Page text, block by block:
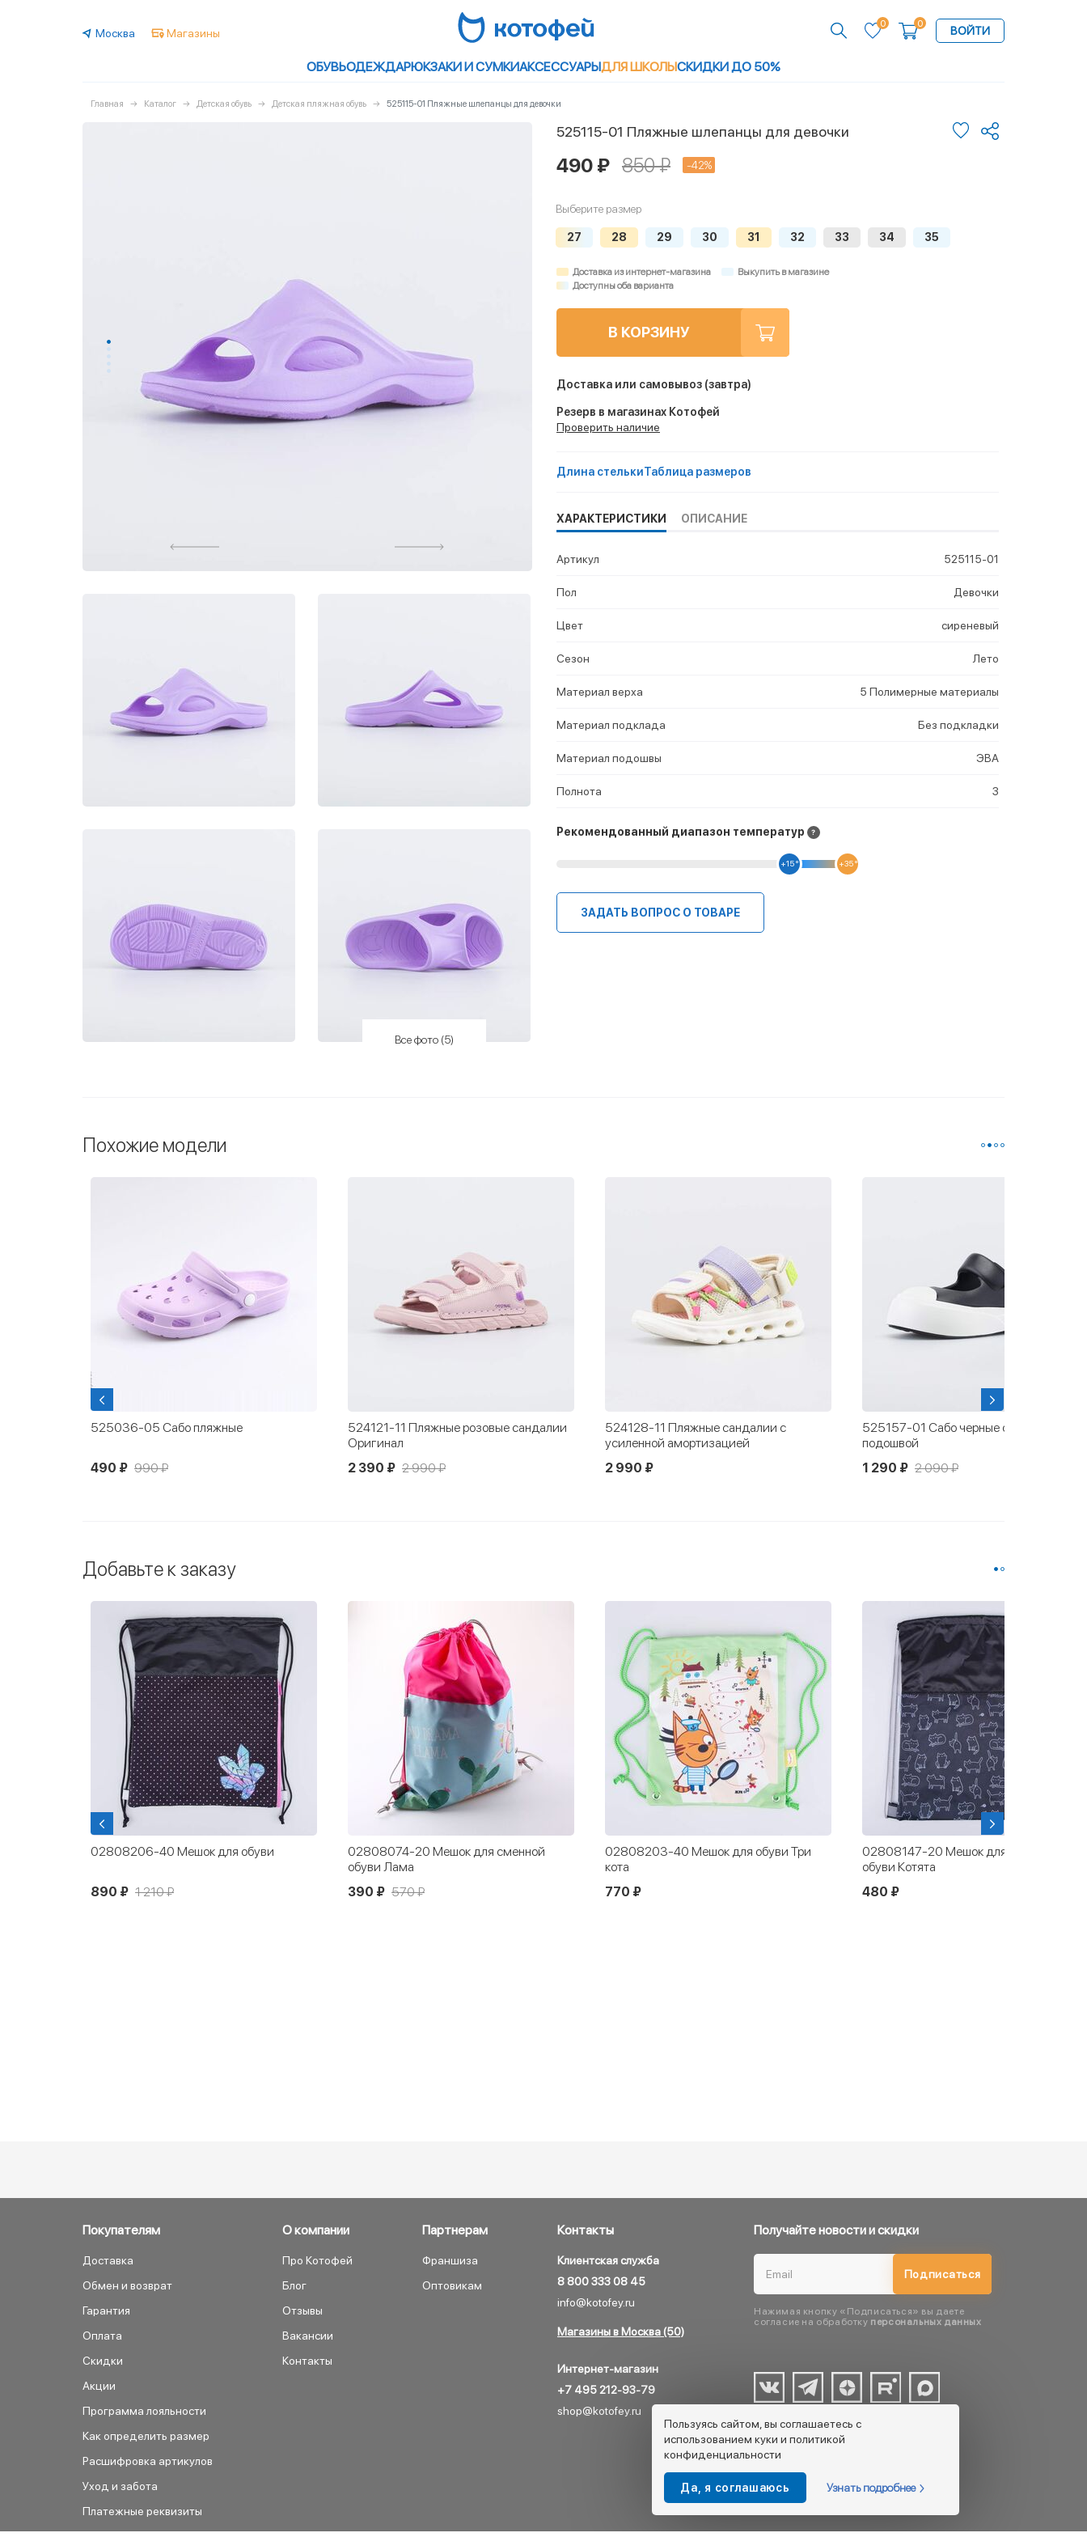
Москва Магазины
0 0
ВОЙТИ
ОБУВЬОДЕЖДАРЮКЗАКИ И СУМКИАКСЕССУАРЫДЛЯ ШКОЛЫСКИДКИ ДО 50%
Главная Каталог Детская обувь Детская пляжная обувь 525115-01 Пляжные шлепанцы для девочки
Все фото (5)
525115-01 Пляжные шлепанцы для девочки
490 ₽ 850 ₽ -42%
Выберите размер
27 28 29 30 31 32 33 34 35
Доставка из интернет-магазина
Выкупить в магазине
Доступны оба варианта
В КОРЗИНУ
Доставка или самовывоз (завтра)
Резерв в магазинах Котофей
Проверить наличие
Длина стелькиТаблица размеров
ХАРАКТЕРИСТИКИ ОПИСАНИЕ
Артикул 525115-01
Пол Девочки
Цвет сиреневый
Сезон Лето
Материал верха 5 Полимерные материалы
Материал подклада Без подкладки
Материал подошвы ЭВА
Полнота 3
Рекомендованный диапазон температур
+15 ° +35 °
ЗАДАТЬ ВОПРОС О ТОВАРЕ
Похожие модели
525036-05 Сабо пляжные
490 ₽ 990 ₽
524121-11 Пляжные розовые сандалии
Оригинал
2 390 ₽ 2 990 ₽
524128-11 Пляжные сандалии с
усиленной амортизацией
2 990 ₽
525157-01 Сабо черные с белой
подошвой
1 290 ₽ 2 090 ₽
Добавьте к заказу
02808206-40 Мешок для обуви
890 ₽ 1 210 ₽
02808074-20 Мешок для сменной
обуви Лама
390 ₽ 570 ₽
02808203-40 Мешок для обуви Три
кота
770 ₽
02808147-20 Мешок для сменной
обуви Котята
480 ₽
Покупателям
Доставка
Обмен и возврат
Гарантия
Оплата
Скидки
Акции
Программа лояльности
Как определить размер
Расшифровка артикулов
Уход и забота
Платежные реквизиты
О компании
Про Котофей
Блог
Отзывы
Вакансии
Контакты
Партнерам
Франшиза
Оптовикам
Контакты
Клиентская служба
8 800 333 08 45
info@kotofey.ru
Магазины в Москва (50)
Интернет-магазин
+7 495 212-93-79
shop@kotofey.ru
Получайте новости и скидки
Подписаться
Нажимая кнопку «Подписаться» вы даете
согласие на обработку персональных данных
Пользуясь сайтом, вы соглашаетесь с
использованием куки и политикой
конфиденциальности
Да, я соглашаюсь Узнать подробнее